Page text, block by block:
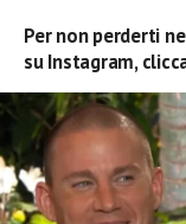
Per non perderti
su Instagram,